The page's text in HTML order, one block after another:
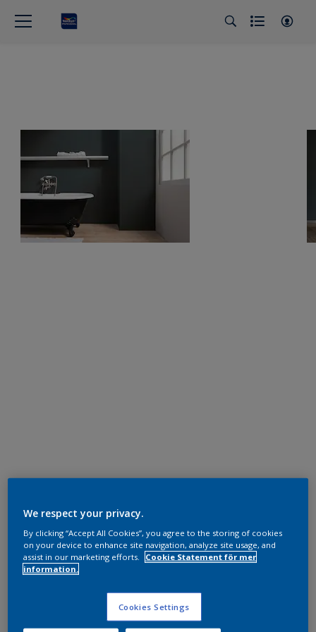
We respect your privacy.
By clicking “Accept All Cookies”, you agree to the storing of cookies
on your device to enhance site navigation, analyze site usage, and
assist in our marketing efforts.
Cookie Statement för mer
information.
Cookies Settings